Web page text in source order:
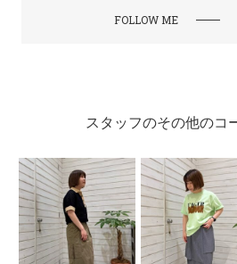
FOLLOW ME
スタッフのその他のコ